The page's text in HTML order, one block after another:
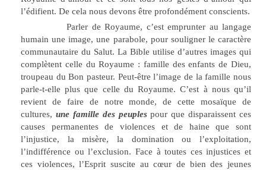
l’édifient. De cela nous devons être profondément conscients.
Parler de Royaume, c’est emprunter au langage
humain une image, une parabole, pour souligner le caractère
communautaire du Salut. La Bible utilise d’autres images qui
complètent celle du Royaume : famille des enfants de Dieu,
troupeau du Bon pasteur. Peut-être l’image de la famille nous
parle-t-elle plus que celle du Royaume. C’est à nous qu’il
revient de faire de notre monde, de cette mosaïque de
cultures, une famille des peuplespour que disparaissent ces
causes permanentes de violences et de haine que sont
l’injustice, la misère, la domination ou l’exploitation,
l’indifférence ou l’exclusion. Face à toutes ces injustices et
ces violences, l’Esprit suscite au cœur de bien des jeunes